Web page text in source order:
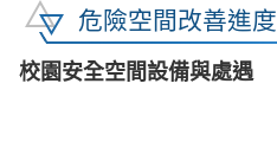
危險空間改善進
校園安全空間設備與處遇